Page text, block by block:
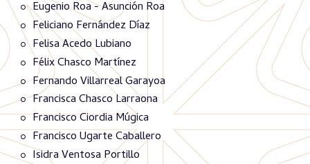
Eugenio Roa - Asunción Roa
Feliciano Fernández Díaz
Felisa Acedo Lubiano
Félix Chasco Martínez
Fernando Villarreal Garayoa
Francisca Chasco Larraona
Francisco Ciordia Múgica
Francisco Ugarte Caballero
Isidra Ventosa Portillo